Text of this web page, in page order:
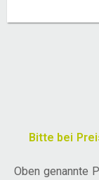
Bitte bei
Oben genannte